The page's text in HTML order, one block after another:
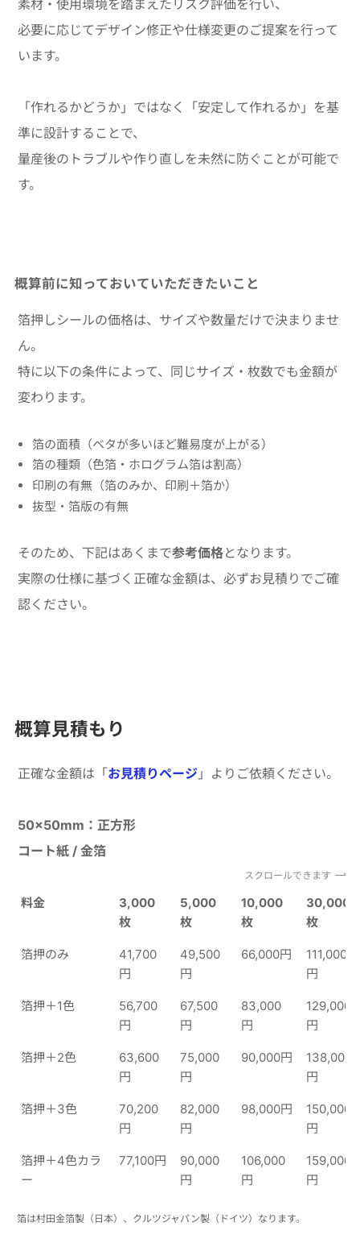
素材・使用環境を踏まえたリスク評価を行い、
必要に応じてデザイン修正や仕様変更のご提案を行って
います。
「作れるかどうか」ではなく「安定して作れるか」を基
準に設計することで、
量産後のトラブルや作り直しを未然に防ぐことが可能で
す。
概算前に知っておいていただきたいこと
箔押しシールの価格は、サイズや数量だけで決まりませ
ん。
特に以下の条件によって、同じサイズ・枚数でも金額が
変わります。
箔の面積（ベタが多いほど難易度が上がる）
箔の種類（色箔・ホログラム箔は割高）
印刷の有無（箔のみか、印刷＋箔か）
抜型・箔版の有無
そのため、下記はあくまで参考価格となります。
実際の仕様に基づく正確な金額は、必ずお見積りでご確
認ください。
概算見積もり
正確な金額は「お見積りページ」よりご依頼ください。
50×50mm：正方形
コート紙 / 金箔
スクロールできます
料金
3,000
枚
5,000
枚
10,000
枚
30,000
枚
箔押のみ
41,700
円
49,500
円
66,000円
111,000
円
箔押＋1色
56,700
円
67,500
円
83,000
円
129,000
円
箔押＋2色
63,600
円
75,000
円
90,000円
138,000
円
箔押＋3色
70,200
円
82,000
円
98,000円
150,000
円
箔押＋4色カラ
ー
77,100円
90,000
円
106,000
円
159,000
円
箔は村田金箔製（日本）、クルツジャパン製（ドイツ）なります。